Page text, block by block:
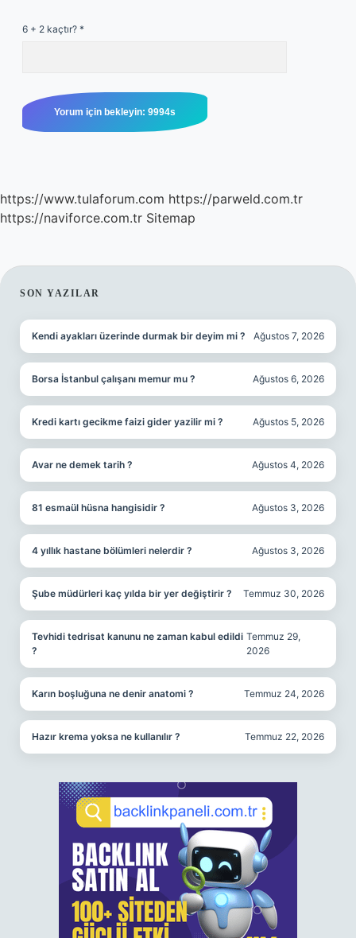
6 + 2 kaçtır? *
https://www.tulaforum.com https://parweld.com.tr
https://naviforce.com.tr Sitemap
SIDEBAR
SON YAZILAR
Kendi ayakları üzerinde durmak bir deyim mi ? Ağustos 7, 2026
Borsa İstanbul çalışanı memur mu ? Ağustos 6, 2026
Kredi kartı gecikme faizi gider yazilir mi ? Ağustos 5, 2026
Avar ne demek tarih ? Ağustos 4, 2026
81 esmaül hüsna hangisidir ? Ağustos 3, 2026
4 yıllık hastane bölümleri nelerdir ? Ağustos 3, 2026
Şube müdürleri kaç yılda bir yer değiştirir ? Temmuz 30, 2026
Tevhidi tedrisat kanunu ne zaman kabul edildi
?
Temmuz 29,
2026
Karın boşluğuna ne denir anatomi ? Temmuz 24, 2026
Hazır krema yoksa ne kullanılır ? Temmuz 22, 2026